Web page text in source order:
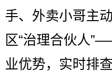
手、外卖小哥主
区“治理合伙人
业优势，实时排